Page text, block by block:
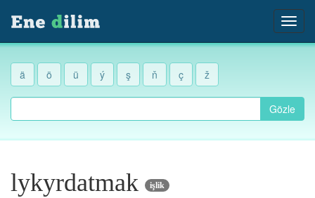
ä ö ü ý ş ň ç ž
Gözle
lykyrdatmak işlik